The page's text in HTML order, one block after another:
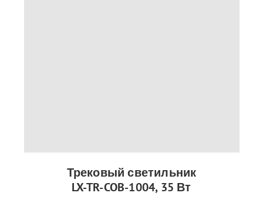
Трековый светильник
LX-TR-COB-1004, 35 Вт